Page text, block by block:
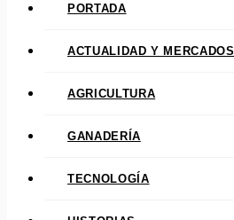
PORTADA
ACTUALIDAD Y MERCADOS
AGRICULTURA
GANADERÍA
TECNOLOGÍA